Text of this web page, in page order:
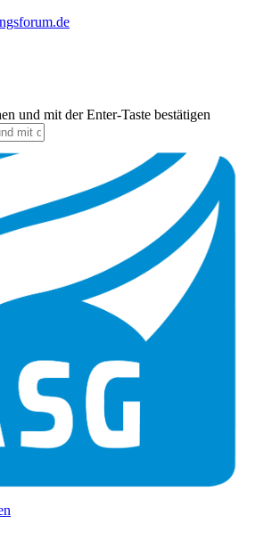
und mit der Enter-Taste bestätigen